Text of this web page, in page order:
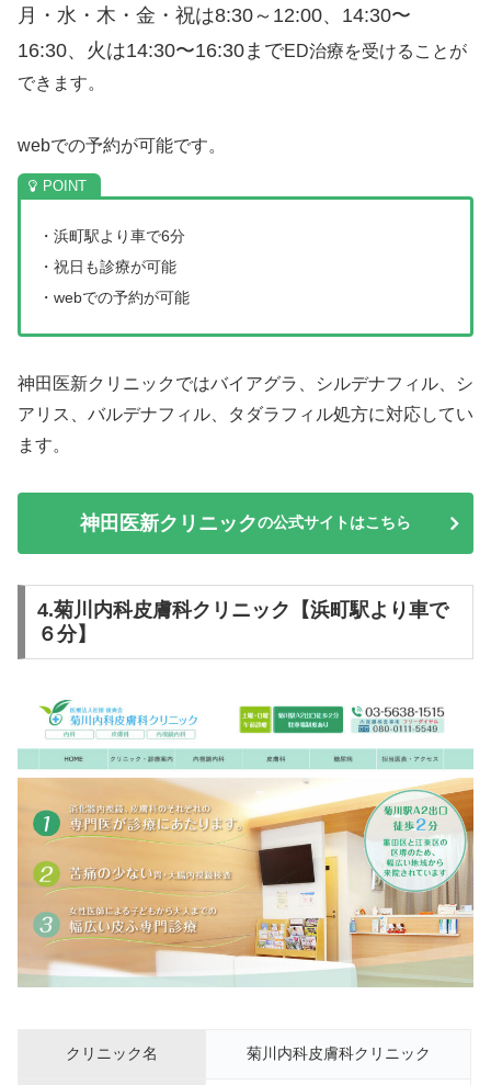
月・水・木・金・祝は8:30～12:00、14:30〜
16:30、火は14:30〜16:30までED治療を受けることが
できます。
webでの予約が可能です。
・浜町駅より車で6分
・祝日も診療が可能
・webでの予約が可能
神田医新クリニックではバイアグラ、シルデナフィル、シ
アリス、バルデナフィル、タダラフィル処方に対応してい
ます。
神田医新クリニックの公式サイトはこちら
4.菊川内科皮膚科クリニック【浜町駅より車で
６分】
クリニック名 菊川内科皮膚科クリニック